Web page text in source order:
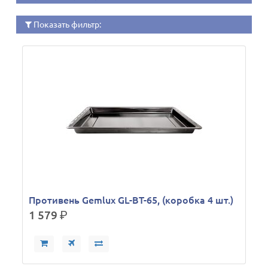
Показать фильтр:
Противень Gemlux GL-BT-65, (коробка 4 шт.)
1 579р.